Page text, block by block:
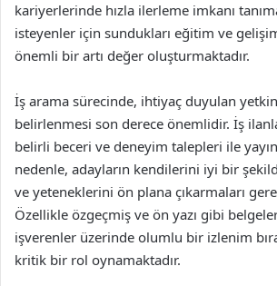
kariyerlerinde hızla ilerleme imkanı
isteyenler için sundukları eğitim ve
önemli bir artı değer oluşturmaktadır.
İş arama sürecinde, ihtiyaç duyulan
belirlenmesi son derece önemlidir. İş
belirli beceri ve deneyim talepleri ile
nedenle, adayların kendilerini iyi bir
ve yeteneklerini ön plana çıkarmaları
Özellikle özgeçmiş ve ön yazı gibi
işverenler üzerinde olumlu bir izlenim
kritik bir rol oynamaktadır.